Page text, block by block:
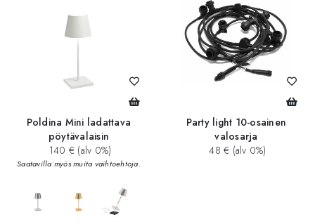
Poldina Mini ladattava
pöytävalaisin
140 € (alv 0%)
Saatavilla myös muita vaihtoehtoja.
Party light 10-osainen
valosarja
48 € (alv 0%)